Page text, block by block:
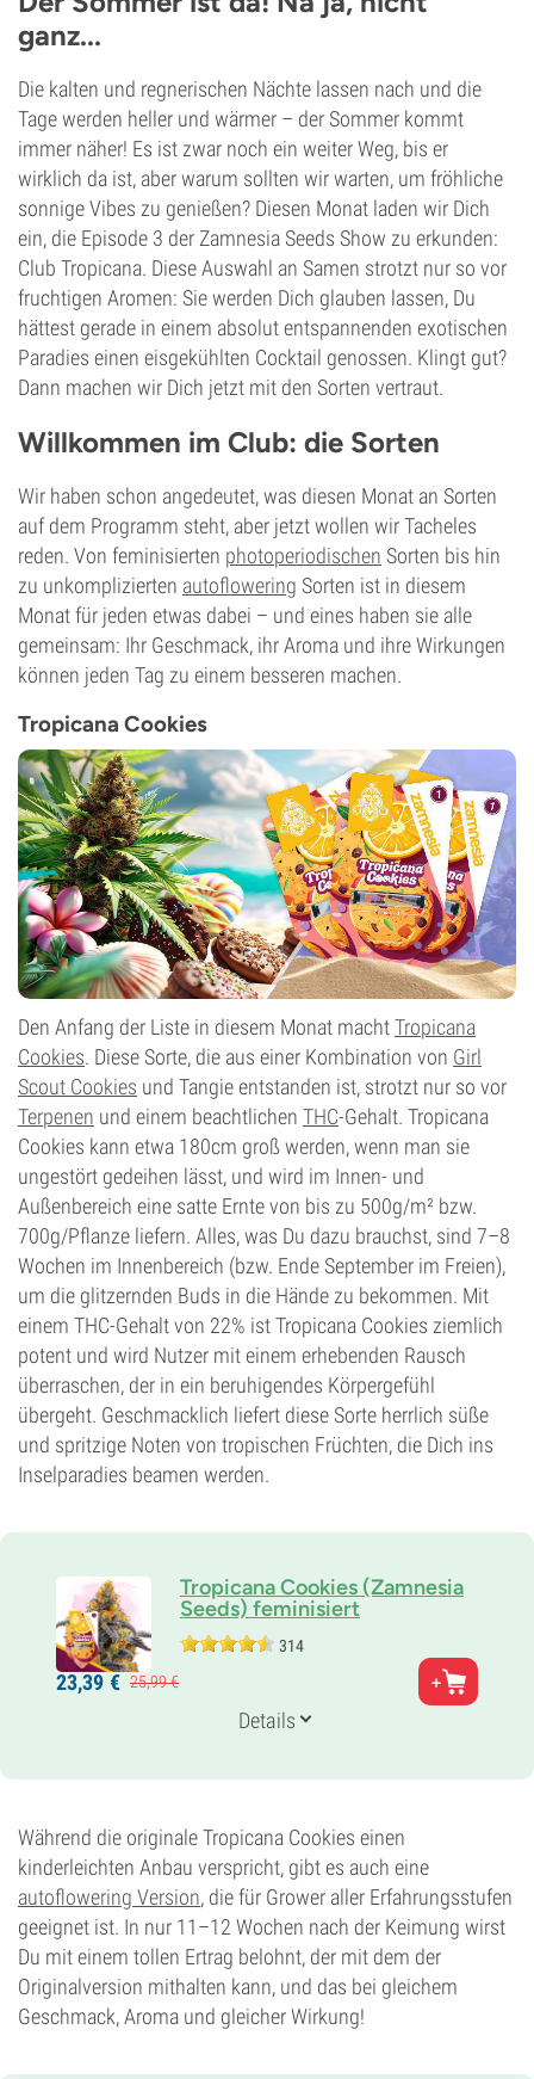
ganz...
Die kalten und regnerischen Nächte lassen nach und die
Tage werden heller und wärmer – der Sommer kommt
immer näher! Es ist zwar noch ein weiter Weg, bis er
wirklich da ist, aber warum sollten wir warten, um fröhliche
sonnige Vibes zu genießen? Diesen Monat laden wir Dich
ein, die Episode 3 der Zamnesia Seeds Show zu erkunden:
Club Tropicana. Diese Auswahl an Samen strotzt nur so vor
fruchtigen Aromen: Sie werden Dich glauben lassen, Du
hättest gerade in einem absolut entspannenden exotischen
Paradies einen eisgekühlten Cocktail genossen. Klingt gut?
Dann machen wir Dich jetzt mit den Sorten vertraut.
Willkommen im Club: die Sorten
Wir haben schon angedeutet, was diesen Monat an Sorten
auf dem Programm steht, aber jetzt wollen wir Tacheles
reden. Von feminisierten photoperiodischen Sorten bis hin
zu unkomplizierten autoflowering Sorten ist in diesem
Monat für jeden etwas dabei – und eines haben sie alle
gemeinsam: Ihr Geschmack, ihr Aroma und ihre Wirkungen
können jeden Tag zu einem besseren machen.
Tropicana Cookies
Den Anfang der Liste in diesem Monat machtTropicana
Cookies. Diese Sorte, die aus einer Kombination von Girl
Scout Cookies und Tangie entstanden ist, strotzt nur so vor
Terpenen und einem beachtlichen THC-Gehalt. Tropicana
Cookies kann etwa 180cm groß werden, wenn man sie
ungestört gedeihen lässt, und wird im Innen- und
Außenbereich eine satte Ernte von bis zu 500g/m² bzw.
700g/Pflanze liefern. Alles, was Du dazu brauchst, sind 7–8
Wochen im Innenbereich (bzw. Ende September im Freien),
um die glitzernden Buds in die Hände zu bekommen. Mit
einem THC-Gehalt von 22% ist Tropicana Cookies ziemlich
potent und wird Nutzer mit einem erhebenden Rausch
überraschen, der in ein beruhigendes Körpergefühl
übergeht. Geschmacklich liefert diese Sorte herrlich süße
und spritzige Noten von tropischen Früchten, die Dich ins
Inselparadies beamen werden.
Tropicana Cookies (Zamnesia
Seeds) feminisiert
314
Eltern
Girl Scout Cookies x Tangie
60% Sativa
7-8 wochen
22%
CBD
Gering
Blütentyp
Photoperiodisch
23,39 € 25,99€
Details
Während die originale Tropicana Cookies einen
kinderleichten Anbau verspricht, gibt es auch eine
autoflowering Version, die für Grower aller Erfahrungsstufen
geeignet ist. In nur 11–12 Wochen nach der Keimung wirst
Du mit einem tollen Ertrag belohnt, der mit dem der
Originalversion mithalten kann, und das bei gleichem
Geschmack, Aroma und gleicher Wirkung!